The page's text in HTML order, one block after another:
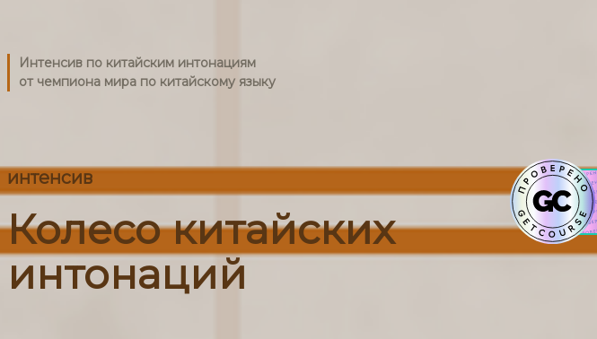
Интенсив по китайским интонациям
от чемпиона мира по китайскому языку
интенсив
Колесо китайских
интонаций